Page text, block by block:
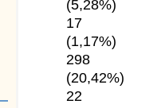
(5,28%)
17
(1,17%)
298
(20,42%)
22